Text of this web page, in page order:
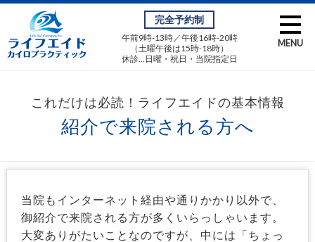
MENU
完全予約制
午前9時-13時／午後16時-20時
（土曜午後は15時-18時）
休診…日曜・祝日・当院指定日
紹介で来院される方へ
当院もインターネット経由や通りかかり以外で、
御紹介で来院される方が多くいらっしゃいます。
大変ありがたいことなのですが、中には「ちょっ